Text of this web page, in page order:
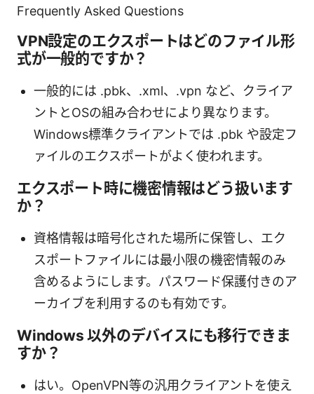
Frequently Asked Questions
VPN設定のエクスポートはどのファイル形
式が一般的ですか？
一般的には .pbk、.xml、.vpn など、クライア
ントとOSの組み合わせにより異なります。
Windows標準クライアントでは .pbk や設定フ
ァイルのエクスポートがよく使われます。
エクスポート時に機密情報はどう扱います
か？
資格情報は暗号化された場所に保管し、エク
スポートファイルには最小限の機密情報のみ
含めるようにします。パスワード保護付きのア
ーカイブを利用するのも有効です。
Windows 以外のデバイスにも移行できま
すか？
はい。OpenVPN等の汎用クライアントを使え